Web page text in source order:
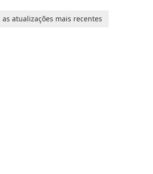
designed to help you
as atualizações mais recentes